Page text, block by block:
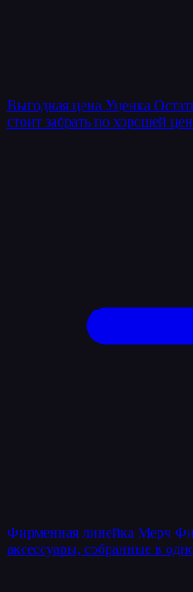
Выгодная цена Уценка
стоит забрать по хорошей
Фирменная линейка Мерч
аксессуары, собранные в